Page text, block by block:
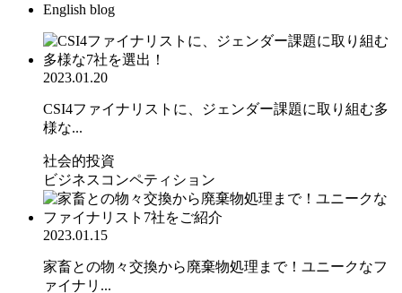
English blog
2023.01.20
CSI4ファイナリストに、ジェンダー課題に取り組む多
様な...
社会的投資
ビジネスコンペティション
2023.01.15
家畜との物々交換から廃棄物処理まで！ユニークなフ
ァイナリ...